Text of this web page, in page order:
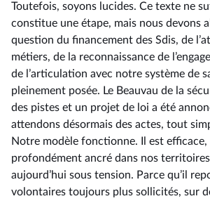
Toutefois, soyons lucides. Ce texte ne
constitue une étape, mais nous devons
question du financement des Sdis, de
métiers, de la reconnaissance de
de l’articulation avec notre système de
pleinement posée. Le Beauvau de la
des pistes et un projet de loi a été
attendons désormais des actes, tout
Notre modèle fonctionne. Il est efficace,
profondément ancré dans nos
aujourd’hui sous tension. Parce qu’il
volontaires toujours plus sollicités, sur